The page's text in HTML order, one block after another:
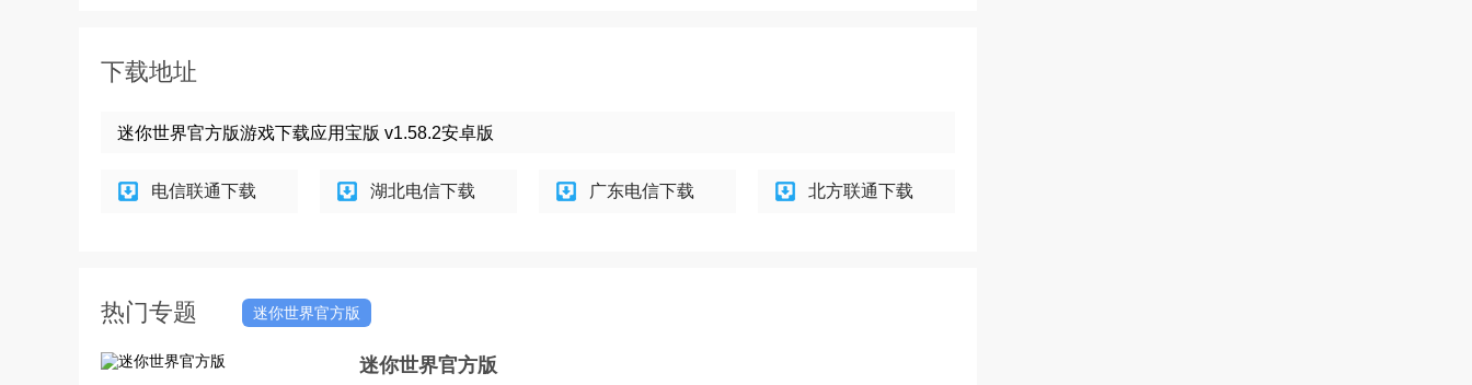
下载地址
迷你世界官方版游戏下载应用宝版 v1.58.2安卓版
电信联通下载 湖北电信下载 广东电信下载 北方联通下载
热门专题 迷你世界官方版
迷你世界官方版